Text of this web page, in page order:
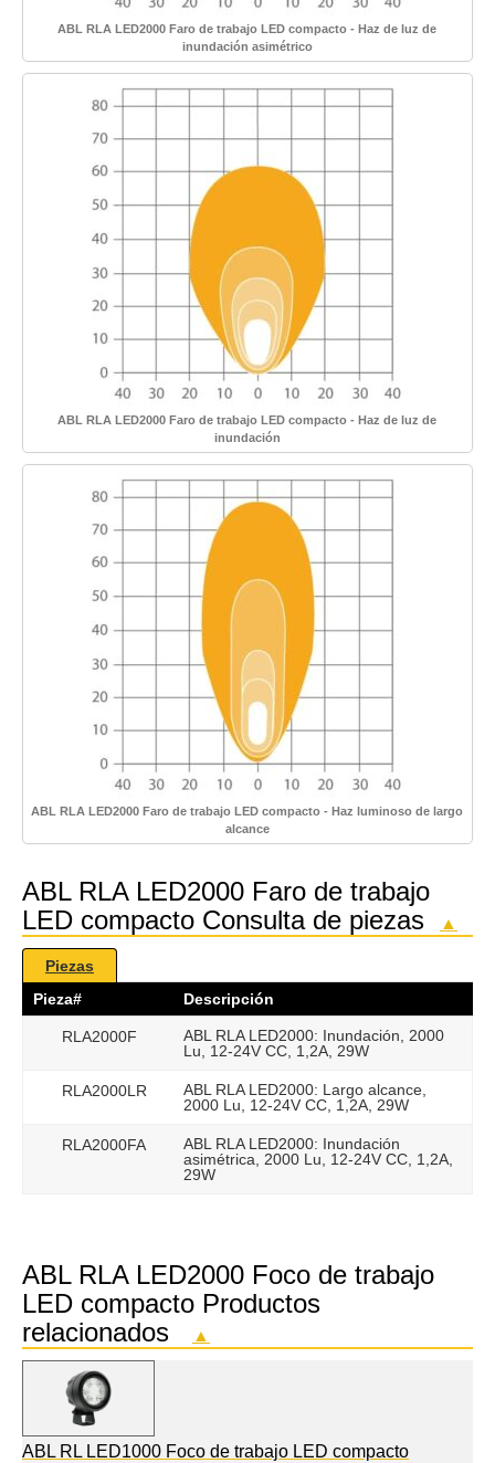
ABL RLA LED2000 Faro de trabajo LED compacto - Haz de luz de
inundación asimétrico
ABL RLA LED2000 Faro de trabajo LED compacto - Haz de luz de
inundación
ABL RLA LED2000 Faro de trabajo LED compacto - Haz luminoso de largo
alcance
ABL RLA LED2000 Faro de trabajo
LED compacto Consulta de piezas
▲
Piezas
Pieza#
Descripción
RLA2000F
ABL RLA LED2000: Inundación, 2000
Lu, 12-24V CC, 1,2A, 29W
RLA2000LR
ABL RLA LED2000: Largo alcance,
2000 Lu, 12-24V CC, 1,2A, 29W
RLA2000FA
ABL RLA LED2000: Inundación
asimétrica, 2000 Lu, 12-24V CC, 1,2A,
29W
ABL RLA LED2000 Foco de trabajo
LED compacto Productos
relacionados
▲
ABL RL LED1000 Foco de trabajo LED compacto